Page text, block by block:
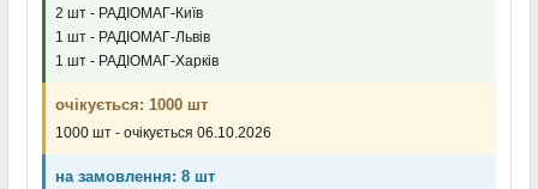
2 шт - РАДІОМАГ-Київ
1 шт - РАДІОМАГ-Львів
1 шт - РАДІОМАГ-Харків
очікується: 1000 шт
1000 шт - очікується 06.10.2026
на замовлення: 8 шт